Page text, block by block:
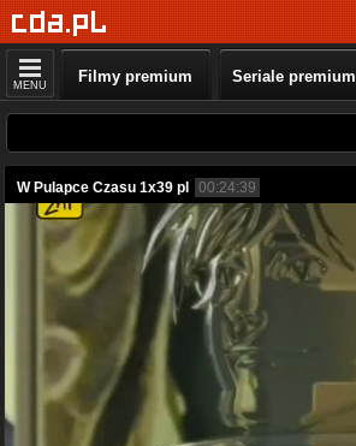
MENU Filmy premium Seriale premium
W Pulapce Czasu 1x39 pl 00:24:39